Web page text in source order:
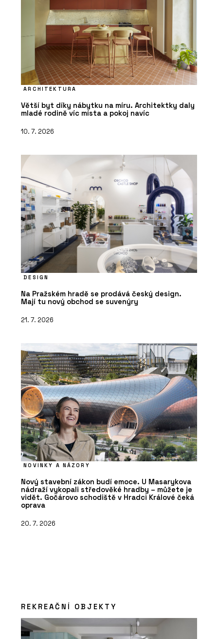
ARCHITEKTURA
Větší byt díky nábytku na míru. Architektky daly
mladé rodině víc místa a pokoj navíc
10. 7. 2026
DESIGN
Na Pražském hradě se prodává český design.
Mají tu nový obchod se suvenýry
21. 7. 2026
NOVINKY A NÁZORY
Nový stavební zákon budí emoce. U Masarykova
nádraží vykopali středověké hradby – můžete je
vidět. Gočárovo schodiště v Hradci Králové čeká
oprava
20. 7. 2026
REKREAČNÍ OBJEKTY